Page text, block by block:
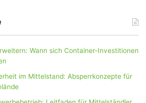
Wann sich Container-Investitionen
im Mittelstand: Absperrkonzepte für